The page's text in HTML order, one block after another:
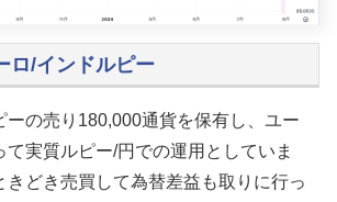
ロ/インドルピー
ーの売り180,000通貨を保有し、ユー
て実質ルピー/円での運用としていま
きどき売買して為替差益も取りに行っ